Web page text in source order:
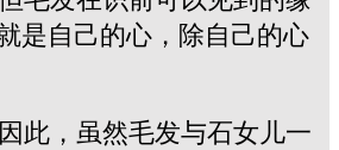
是自己的心，除自己的心
此，虽然毛发与石女儿一